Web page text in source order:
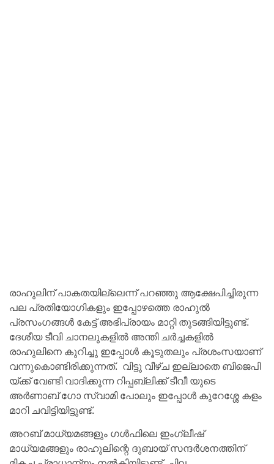
രാഹുലിന് പാകതയില്ലെന്ന് പറഞ്ഞു ആക്ഷേപിച്ചിരുന്ന
പല പ്രതിയോഗികളും ഇപ്പോഴത്തെ രാഹുൽ
പ്രസംഗങ്ങൾ കേട്ട് അഭിപ്രായം മാറ്റി തുടങ്ങിയിട്ടുണ്ട്.
ദേശീയ ടീവി ചാനലുകളിൽ അന്തി ചർച്ചകളിൽ
രാഹുലിനെ കുറിച്ചു ഇപ്പോൾ കൂടുതലും പ്രശംസയാണ്
വന്നുകൊണ്ടിരിക്കുന്നത്. വിട്ടു വീഴ്ച ഇല്ലാതെ ബിജെപി
യ്ക്ക് വേണ്ടി വാദിക്കുന്ന റിപ്പബ്ലിക്ക് ടീവീ യുടെ
അർണാബ് ഗോ സ്വാമി പോലും ഇപ്പോൾ കുറേശ്ശേ കളം
മാറി ചവിട്ടിയിട്ടുണ്ട്.
അറബ് മാധ്യമങ്ങളും ഗൾഫിലെ ഇംഗ്ലീഷ്
മാധ്യമങ്ങളും രാഹുലിന്റെ ദുബായ് സന്ദർശനത്തിന്